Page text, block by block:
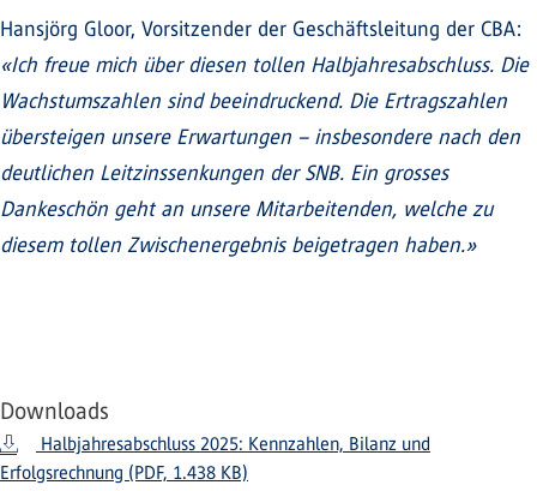
Hansjörg Gloor, Vorsitzender der Geschäftsleitung der CBA:
«Ich freue mich über diesen tollen Halbjahresabschluss. Die
Wachstumszahlen sind beeindruckend. Die Ertragszahlen
übersteigen unsere Erwartungen – insbesondere nach den
deutlichen Leitzinssenkungen der SNB. Ein grosses
Dankeschön geht an unsere Mitarbeitenden, welche zu
diesem tollen Zwischenergebnis beigetragen haben.»
Downloads
Halbjahresabschluss 2025: Kennzahlen, Bilanz und
Erfolgsrechnung (PDF, 1.438 KB)